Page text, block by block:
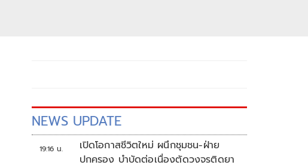
NEWS UPDATE
19:16 น.
เปิดโอกาสชีวิตใหม่ ผนึกชุมชน-ฝ่าย
ปกครอง บำบัดต่อเนื่องตัดวงจรติดยา